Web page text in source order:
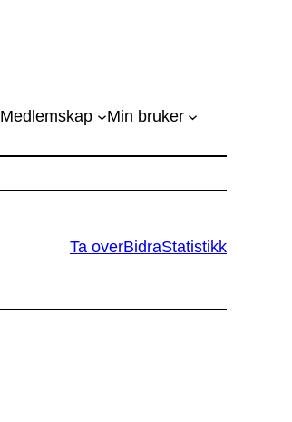
Medlemskap Min bruker
Ta overBidraStatistikk